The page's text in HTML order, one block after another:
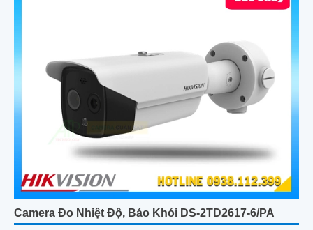
Camera Đo Nhiệt Độ, Báo Khói DS-2TD2617-6/PA